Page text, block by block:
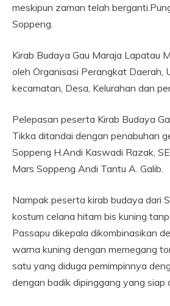
meskipun zaman telah
Soppeng.
Kirab Budaya Gau Maraja Lapatau
oleh Organisasi Perangkat Daerah,
kecamatan, Desa, Kelurahan dan
Pelepasan peserta Kirab Budaya
Tikka ditandai dengan penabuhan
Soppeng H.Andi Kaswadi Razak,
Mars Soppeng Andi Tantu A. Galib.
Nampak peserta kirab budaya dari
kostum celana hitam bis kuning
Passapu dikepala dikombinasikan
warna kuning dengan memegang
satu yang diduga pemimpinnya
dengan badik dipinggang yang siap